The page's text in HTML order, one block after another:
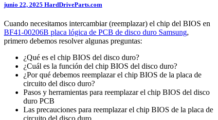
junio 22, 2025 HardDriveParts.com
Cuando necesitamos intercambiar (reemplazar) el chip del BIOS en
BF41-00206B placa lógica de PCB de disco duro Samsung,
primero debemos resolver algunas preguntas:
¿Qué es el chip BIOS del disco duro?
¿Cuál es la función del chip BIOS del disco duro?
¿Por qué debemos reemplazar el chip BIOS de la placa de
circuito del disco duro?
Pasos y herramientas para reemplazar el chip BIOS del disco
duro PCB
Las precauciones para reemplazar el chip BIOS de la placa de
circuito del disco duro